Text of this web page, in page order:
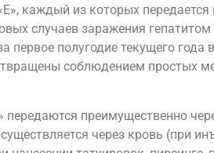
каждый из которых
случаев заражения гепатитом
полугодие текущего года
соблюдением простых
преимущественно
через кровь (при